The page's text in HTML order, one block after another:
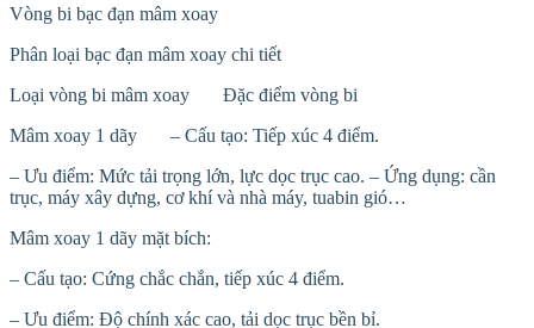
Vòng bi bạc đạn mâm xoay
Phân loại bạc đạn mâm xoay chi tiết
Loại vòng bi mâm xoay Đặc điểm vòng bi
Mâm xoay 1 dãy – Cấu tạo: Tiếp xúc 4 điểm.
– Ưu điểm: Mức tải trọng lớn, lực dọc trục cao. – Ứng dụng: cần
trục, máy xây dựng, cơ khí và nhà máy, tuabin gió…
Mâm xoay 1 dãy mặt bích:
– Cấu tạo: Cứng chắc chắn, tiếp xúc 4 điểm.
– Ưu điểm: Độ chính xác cao, tải dọc trục bền bỉ.